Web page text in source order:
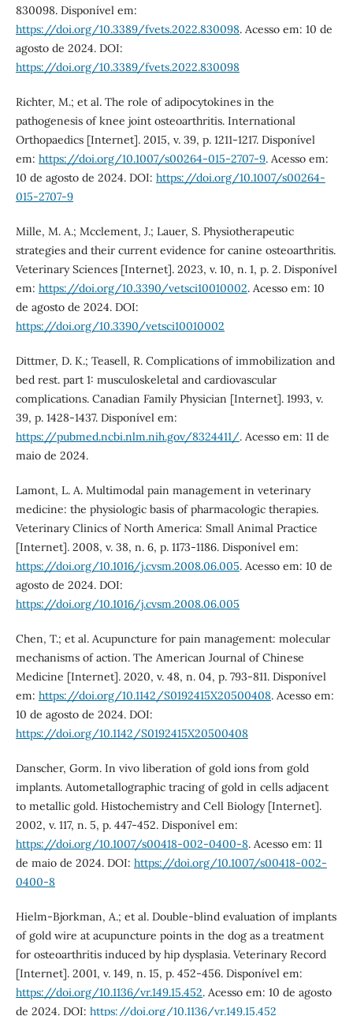
830098. Disponível em:
https://doi.org/10.3389/fvets.2022.830098. Acesso em: 10 de
agosto de 2024. DOI:
https://doi.org/10.3389/fvets.2022.830098
Richter, M.; et al. The role of adipocytokines in the
pathogenesis of knee joint osteoarthritis. International
Orthopaedics [Internet]. 2015, v. 39, p. 1211-1217. Disponível
em: https://doi.org/10.1007/s00264-015-2707-9. Acesso em:
10 de agosto de 2024. DOI: https://doi.org/10.1007/s00264-
015-2707-9
Mille, M. A.; Mcclement, J.; Lauer, S. Physiotherapeutic
strategies and their current evidence for canine osteoarthritis.
Veterinary Sciences [Internet]. 2023, v. 10, n. 1, p. 2. Disponível
em: https://doi.org/10.3390/vetsci10010002. Acesso em: 10
de agosto de 2024. DOI:
https://doi.org/10.3390/vetsci10010002
Dittmer, D. K.; Teasell, R. Complications of immobilization and
bed rest. part 1: musculoskeletal and cardiovascular
complications. Canadian Family Physician [Internet]. 1993, v.
39, p. 1428-1437. Disponível em:
https://pubmed.ncbi.nlm.nih.gov/8324411/. Acesso em: 11 de
maio de 2024.
Lamont, L. A. Multimodal pain management in veterinary
medicine: the physiologic basis of pharmacologic therapies.
Veterinary Clinics of North America: Small Animal Practice
[Internet]. 2008, v. 38, n. 6, p. 1173-1186. Disponível em:
https://doi.org/10.1016/j.cvsm.2008.06.005. Acesso em: 10 de
agosto de 2024. DOI:
https://doi.org/10.1016/j.cvsm.2008.06.005
Chen, T.; et al. Acupuncture for pain management: molecular
mechanisms of action. The American Journal of Chinese
Medicine [Internet]. 2020, v. 48, n. 04, p. 793-811. Disponível
em: https://doi.org/10.1142/S0192415X20500408. Acesso em:
10 de agosto de 2024. DOI:
https://doi.org/10.1142/S0192415X20500408
Danscher, Gorm. In vivo liberation of gold ions from gold
implants. Autometallographic tracing of gold in cells adjacent
to metallic gold. Histochemistry and Cell Biology [Internet].
2002, v. 117, n. 5, p. 447-452. Disponível em:
https://doi.org/10.1007/s00418-002-0400-8. Acesso em: 11
de maio de 2024. DOI: https://doi.org/10.1007/s00418-002-
0400-8
Hielm-Bjorkman, A.; et al. Double-blind evaluation of implants
of gold wire at acupuncture points in the dog as a treatment
for osteoarthritis induced by hip dysplasia. Veterinary Record
[Internet]. 2001, v. 149, n. 15, p. 452-456. Disponível em:
https://doi.org/10.1136/vr.149.15.452. Acesso em: 10 de agosto
de 2024. DOI: https://doi.org/10.1136/vr.149.15.452